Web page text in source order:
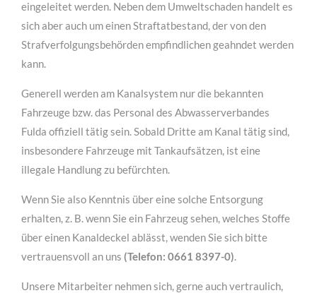
eingeleitet werden. Neben dem Umweltschaden handelt es
sich aber auch um einen Straftatbestand, der von den
Strafverfolgungsbehörden empfindlichen geahndet werden
kann.
Generell werden am Kanalsystem nur die bekannten
Fahrzeuge bzw. das Personal des Abwasserverbandes
Fulda offiziell tätig sein. Sobald Dritte am Kanal tätig sind,
insbesondere Fahrzeuge mit Tankaufsätzen, ist eine
illegale Handlung zu befürchten.
Wenn Sie also Kenntnis über eine solche Entsorgung
erhalten, z. B. wenn Sie ein Fahrzeug sehen, welches Stoffe
über einen Kanaldeckel ablässt, wenden Sie sich bitte
vertrauensvoll an uns (Telefon: 0661 8397-0).
Unsere Mitarbeiter nehmen sich, gerne auch vertraulich,